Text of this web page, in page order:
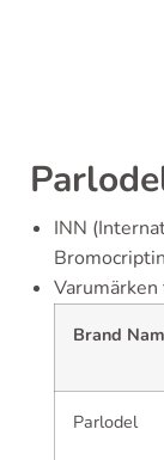
INN
Brand
Parlodel